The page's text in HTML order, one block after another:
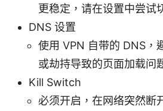
更稳定，请在设置中尝试
DNS 设置
使用 VPN 自带的 DNS，
或劫持导致的页面加载问
Kill Switch
必须开启，在网络突然断